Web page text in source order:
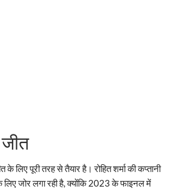
जीत
लिए पूरी तरह से तैयार है। रोहित शर्मा की कप्तानी
लिए जोर लगा रही है, क्योंकि 2023 के फाइनल में